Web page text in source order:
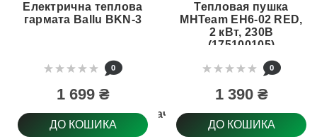
Призначення
Електрична теплова
гармата Ballu BKN-3
0
1 699 ₴
ДО КОШИКА
Тепловая пушка
MHTeam EH6-02 RED,
2 кВт, 230В
(175100105)
0
1 390 ₴
ДО КОШИКА